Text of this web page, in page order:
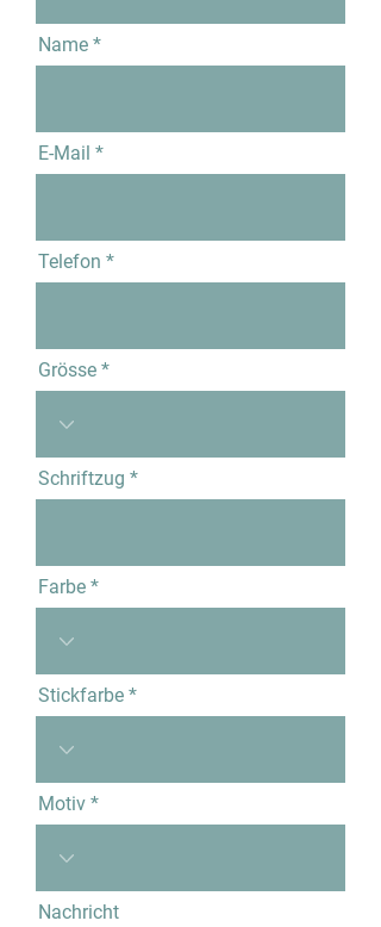
Name
E-Mail
Telefon
Grösse
Schriftzug
Farbe
Stickfarbe
Motiv
Nachricht